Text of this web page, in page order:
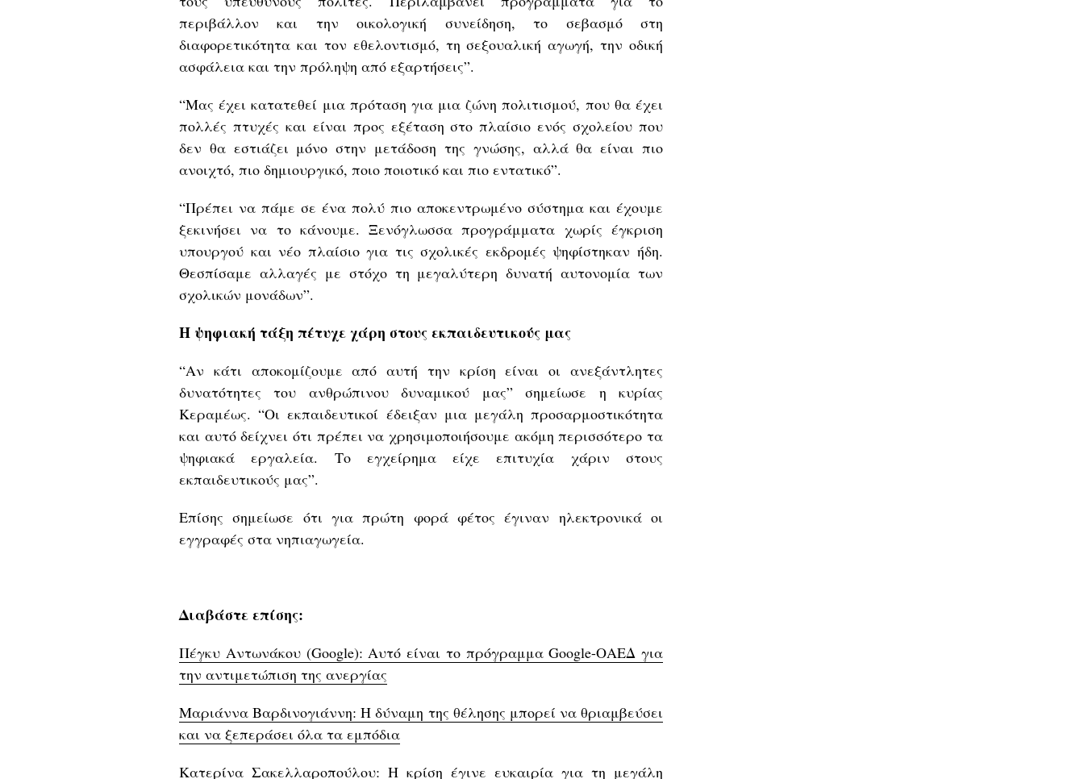
περιβάλλον και την οικολογική συνείδηση, το σεβασμό στη
διαφορετικότητα και τον εθελοντισμό, τη σεξουαλική αγωγή, την οδική
ασφάλεια και την πρόληψη από εξαρτήσεις”.
“Μας έχει κατατεθεί μια πρόταση για μια ζώνη πολιτισμού, που θα έχει
πολλές πτυχές και είναι προς εξέταση στο πλαίσιο ενός σχολείου που
δεν θα εστιάζει μόνο στην μετάδοση της γνώσης, αλλά θα είναι πιο
ανοιχτό, πιο δημιουργικό, ποιο ποιοτικό και πιο εντατικό”.
“Πρέπει να πάμε σε ένα πολύ πιο αποκεντρωμένο σύστημα και έχουμε
ξεκινήσει να το κάνουμε. Ξενόγλωσσα προγράμματα χωρίς έγκριση
υπουργού και νέο πλαίσιο για τις σχολικές εκδρομές ψηφίστηκαν ήδη.
Θεσπίσαμε αλλαγές με στόχο τη μεγαλύτερη δυνατή αυτονομία των
σχολικών μονάδων”.
Η ψηφιακή τάξη πέτυχε χάρη στους εκπαιδευτικούς μας
“Αν κάτι αποκομίζουμε από αυτή την κρίση είναι οι ανεξάντλητες
δυνατότητες του ανθρώπινου δυναμικού μας” σημείωσε η κυρίας
Κεραμέως. “Οι εκπαιδευτικοί έδειξαν μια μεγάλη προσαρμοστικότητα
και αυτό δείχνει ότι πρέπει να χρησιμοποιήσουμε ακόμη περισσότερο τα
ψηφιακά εργαλεία. Το εγχείρημα είχε επιτυχία χάριν στους
εκπαιδευτικούς μας”.
Επίσης σημείωσε ότι για πρώτη φορά φέτος έγιναν ηλεκτρονικά οι
εγγραφές στα νηπιαγωγεία.
Διαβάστε επίσης:
Πέγκυ Αντωνάκου (Google): Αυτό είναι το πρόγραμμα Google-ΟΑΕΔ για
την αντιμετώπιση της ανεργίας
Μαριάννα Βαρδινογιάννη: Η δύναμη της θέλησης μπορεί να θριαμβεύσει
και να ξεπεράσει όλα τα εμπόδια
Κατερίνα Σακελλαροπούλου: Η κρίση έγινε ευκαιρία για τη μεγάλη